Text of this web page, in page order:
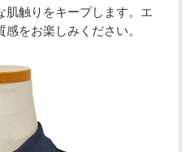
触りをキープします。エ
をお楽しみください。